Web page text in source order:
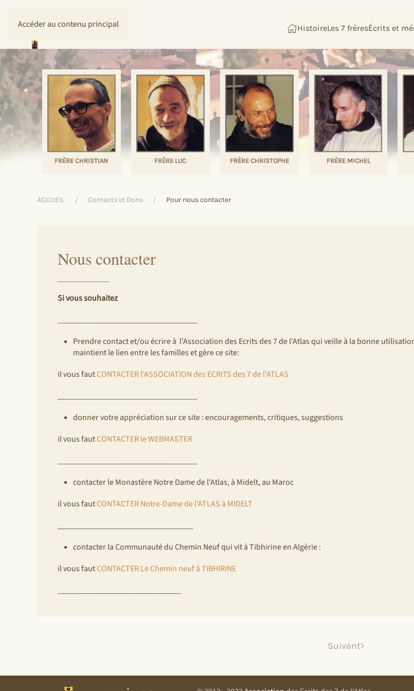
Accéder au contenu principal HistoireLes 7 frèresÉcrits et
FRÈRE CHRISTIAN FRÈRE LUC FRÈRE CHRISTOPHE FRÈRE MICHEL
ACCUEIL Contacts et Dons Pour nous contacter
Nous contacter
Si vous souhaitez
Prendre contact et/ou écrire à l'Association des Ecrits des 7 de l'Atlas qui veille à la bonne
maintient le lien entre les familles et gère ce site:
il vous fautCONTACTER l'ASSOCIATION des ECRITS des 7 de l'ATLAS
donner votre appréciation sur ce site : encouragements, critiques, suggestions
il vous fautCONTACTER le WEBMASTER
contacter le Monastère Notre Dame de l'Atlas, à Midelt, au Maroc
il vous fautCONTACTER Notre-Dame de l'ATLAS à MIDELT
contacter la Communauté du Chemin Neuf qui vit à Tibhirine en Algèrie :
il vous fautCONTACTER Le Chemin neuf à TIBHIRINE
Suivant